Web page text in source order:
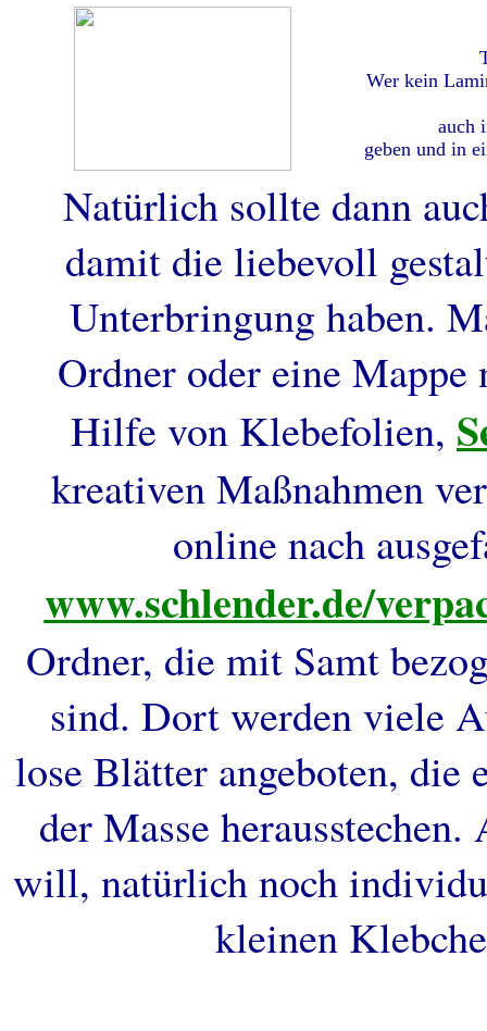
Wer kein
auch
geben und in
Natürlich sollte dann
damit die liebevoll
Unterbringung haben.
Ordner oder eine
Hilfe von Klebefolien,
kreativen Maßnahmen
online nach
www.schlender.de/
Ordner, die mit Samt
sind. Dort werden viele
lose Blätter angeboten, die
der Masse
will, natürlich noch
kleinen